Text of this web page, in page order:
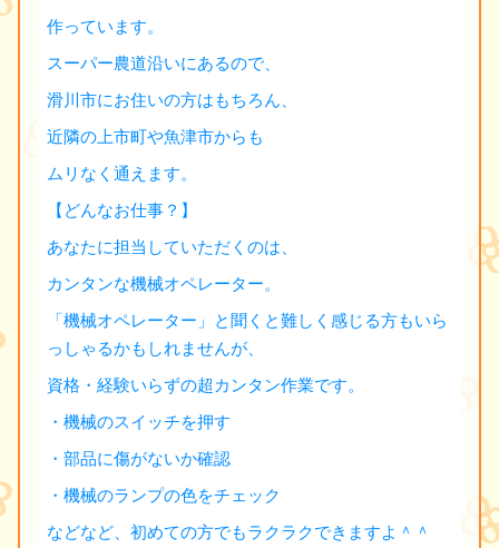
作っています。
スーパー農道沿いにあるので、
滑川市にお住いの方はもちろん、
近隣の上市町や魚津市からも
ムリなく通えます。
【どんなお仕事？】
あなたに担当していただくのは、
カンタンな機械オペレーター。
「機械オペレーター」と聞くと難しく感じる方もいら
っしゃるかもしれませんが、
資格・経験いらずの超カンタン作業です。
・機械のスイッチを押す
・部品に傷がないか確認
・機械のランプの色をチェック
などなど、初めての方でもラクラクできますよ＾＾